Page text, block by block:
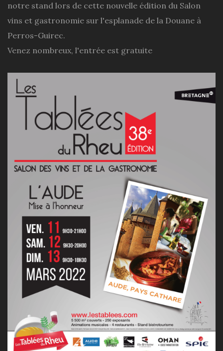
notre stand lors de cette nouvelle édition du Salon
vins et gastronomie sur l'esplanade de la Douane à
Perros-Guirec.
Venez nombreux, l'entrée est gratuite